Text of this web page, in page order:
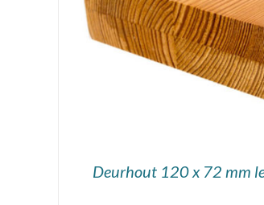
Deurhout 120 x 72 mm